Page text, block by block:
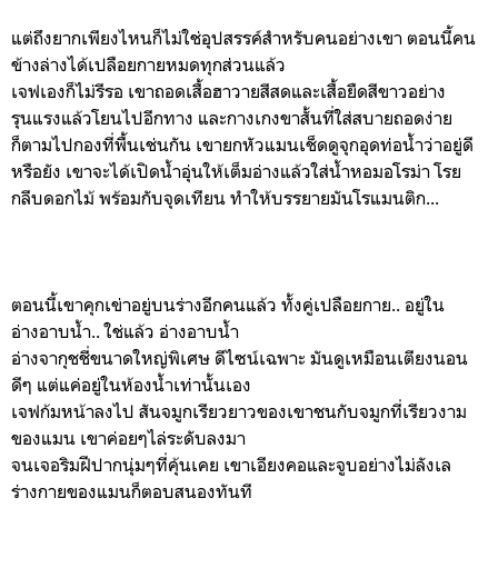
แต่ถึงยากเพียงไหนก็ไม่ใช่อุปสรรค์สำหรับคนอย่างเขา ตอนนี้คน
ข้างล่างได้เปลือยกายหมดทุกส่วนแล้ว
เจฟเองก็ไม่รีรอ เขาถอดเสื้อฮาวายสีสดและเสื้อยืดสีขาวอย่าง
รุนแรงแล้วโยนไปอีกทาง และกางเกงขาสั้นที่ใส่สบายถอดง่าย
ก็ตามไปกองที่พื้นเช่นกัน เขายกหัวแมนเช็ดดูจุกอุดท่อน้ำว่าอยู่ดี
หรือยัง เขาจะได้เปิดน้ำอุ่นให้เต็มอ่างแล้วใส่น้ำหอมอโรม่า โรย
กลีบดอกไม้ พร้อมกับจุดเทียน ทำให้บรรยายมันโรแมนติก...
ตอนนี้เขาคุกเข่าอยู่บนร่างอีกคนแล้ว ทั้งคู่เปลือยกาย.. อยู่ใน
อ่างอาบน้ำ.. ใช่แล้ว อ่างอาบน้ำ
อ่างจากุชชี่ขนาดใหญ่พิเศษ ดีไซน์เฉพาะ มันดูเหมือนเตียงนอน
ดีๆ แต่แค่อยู่ในห้องน้ำเท่านั้นเอง
เจฟก้มหน้าลงไป สันจมูกเรียวยาวของเขาชนกับจมูกที่เรียวงาม
ของแมน เขาค่อยๆไล่ระดับลงมา
จนเจอริมฝีปากนุ่มๆที่คุ้นเคย เขาเอียงคอและจูบอย่างไม่ลังเล
ร่างกายของแมนก็ตอบสนองทันที